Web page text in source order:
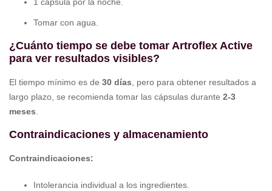
Tomar con agua.
¿Cuánto tiempo se debe tomar Artroflex Active
para ver resultados visibles?
El tiempo mínimo es de 30 días , pero para obtener resultados a
largo plazo, se recomienda tomar las cápsulas durante 2-3
meses
Contraindicaciones y almacenamiento
Contraindicaciones:
Intolerancia individual a los ingredientes.